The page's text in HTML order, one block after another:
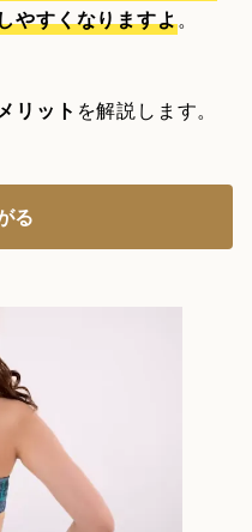
やすくなりますよ。
リット を解説します。
る